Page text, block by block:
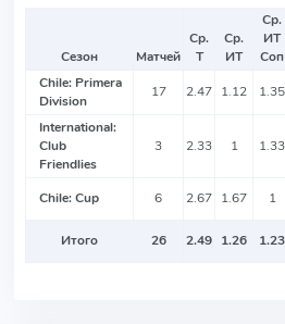
Сезон Матчей
Ср.
Т
Ср.
ИТ
Ср.
ИТ
Соп
Chile: Primera
Division
17 2.47 1.12 1.35
International:
Club
Friendlies
3 2.33 1 1.33
Chile: Cup 6 2.67 1.67 1
Итого 26 2.49 1.26 1.23